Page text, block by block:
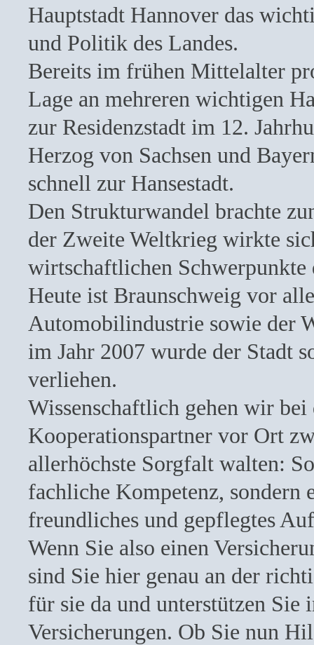
Hauptstadt Hannover das
und Politik des Landes.
Bereits im frühen Mittelalter
Lage an mehreren wichtigen
zur Residenzstadt im 12.
Herzog von Sachsen und
schnell zur Hansestadt.
Den Strukturwandel brachte
der Zweite Weltkrieg wirkte
wirtschaftlichen Schwerpunkte
Heute ist Braunschweig vor
Automobilindustrie sowie der
im Jahr 2007 wurde der Stadt
verliehen.
Wissenschaftlich gehen wir bei
Kooperationspartner vor Ort
allerhöchste Sorgfalt walten:
fachliche Kompetenz, sondern
freundliches und gepflegtes
Wenn Sie also einen
sind Sie hier genau an der
für sie da und unterstützen Sie
Versicherungen. Ob Sie nun